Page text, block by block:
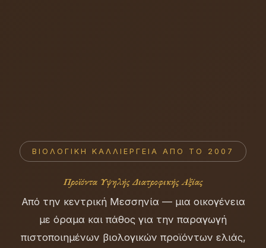
ΒΙΟΛΟΓΙΚΉ ΚΑΛΛΙΈΡΓΕΙΑ ΑΠΌ ΤΟ 2007
Προϊόντα Υψηλής Διατροφικής Αξίας
Από την κεντρική Μεσσηνία — μια οικογένεια
με όραμα και πάθος για την παραγωγή
πιστοποιημένων βιολογικών προϊόντων ελιάς,